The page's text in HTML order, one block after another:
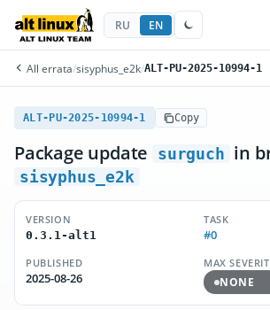
RU EN
All errata/sisyphus_e2k/ALT-PU-2025-10994-1
ALT-PU-2025-10994-1 Copy
Package update surguch in
sisyphus_e2k
VERSION
0.3.1-alt1
TASK
#0
PUBLISHED
2025-08-26
MAX
NONE